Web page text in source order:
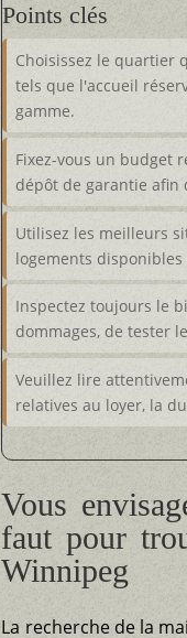
Points clés
Choisissez le quartier
tels que l'accueil
gamme.
Fixez-vous un budget
dépôt de garantie afin
Utilisez les meilleurs
logements
Inspectez toujours le
dommages, de tester
Veuillez lire
relatives au loyer, la
Vous
faut pour
Winnipeg
La recherche de la